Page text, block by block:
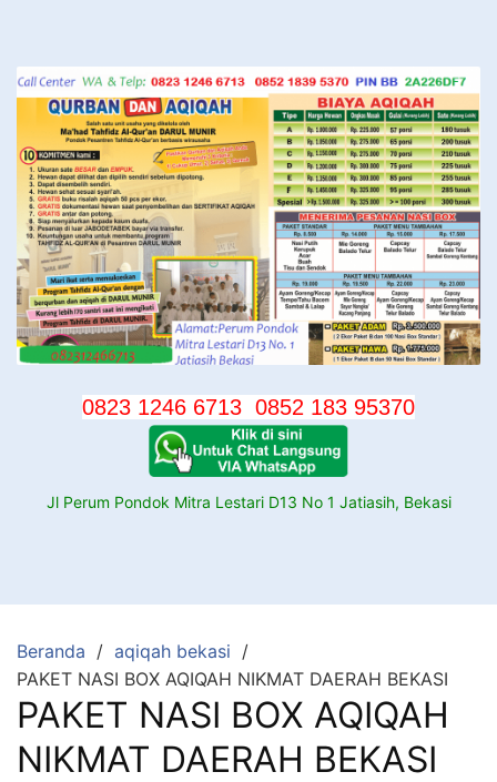
konten
0823 1246 6713 0852 183 95370
Jl Perum Pondok Mitra Lestari D13 No 1 Jatiasih, Bekasi
Beranda
aqiqah bekasi
PAKET NASI BOX AQIQAH NIKMAT DAERAH BEKASI
PAKET NASI BOX AQIQAH
NIKMAT DAERAH BEKASI